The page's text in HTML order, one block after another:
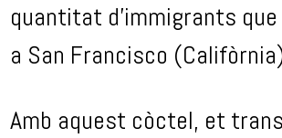
quantitat d’immigrants
a San Francisco
Amb aquest còctel, et